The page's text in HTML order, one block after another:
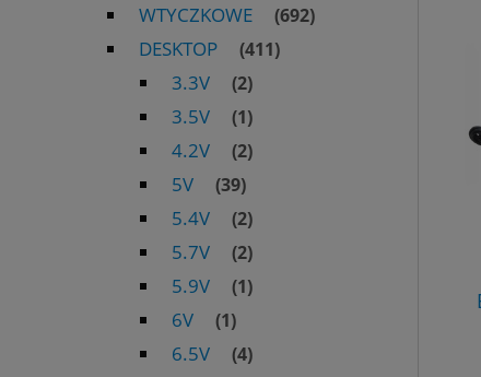
WTYCZKOWE (692)
DESKTOP (411)
3.3V (2)
3.5V (1)
4.2V (2)
5V (39)
5.4V (2)
5.7V (2)
5.9V (1)
6V (1)
6.5V (4)